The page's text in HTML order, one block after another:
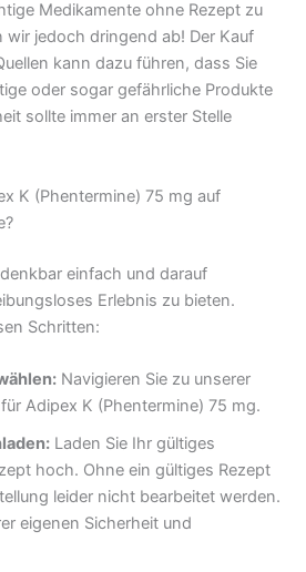
Medikamente ohne Rezept zu
wir jedoch dringend ab! Der Kauf
kann dazu führen, dass Sie
oder sogar gefährliche Produkte
sollte immer an erster Stelle
K (Phentermine) 75 mg auf
einfach und darauf
Erlebnis zu bieten.
Schritten:
Navigieren Sie zu unserer
Adipex K (Phentermine) 75 mg.
Laden Sie Ihr gültiges
hoch. Ohne ein gültiges Rezept
leider nicht bearbeitet werden.
eigenen Sicherheit und